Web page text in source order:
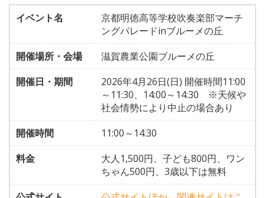
イベント名
京都明徳高等学校吹奏楽部マーチ
ングパレードinブルーメの丘
開催場所・会場
滋賀農業公園ブルーメの丘
開催日・期間
2026年4月26日(日) 開催時間11:00
～11:30、14:00～14:30 ※天候や
社会情勢により中止の場合あり
開催時間
11:00～14:30
料金
大人1,500円、子ども800円、ワン
ちゃん500円、3歳以下は無料